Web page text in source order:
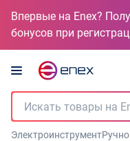
Впервые на Enex?
бонусов при
Электроинструмент